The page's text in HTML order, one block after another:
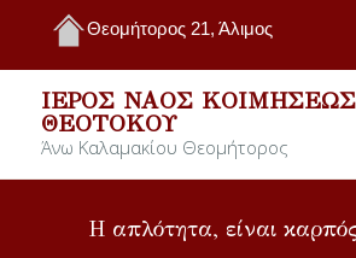
Θεομήτορος 21, Άλιμος
ΙΕΡΌΣ ΝΑΌΣ ΚΟΙΜΉΣΕΩΣ
ΘΕΟΤΌΚΟΥ
Άνω Καλαμακίου Θεομήτορος
Η απλότητα, είναι